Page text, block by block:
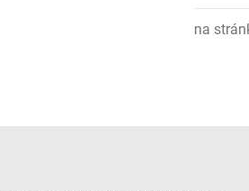
na